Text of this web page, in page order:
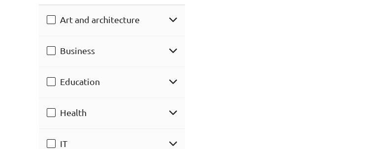
(+34)958 050 200(gratuito en
Art and architecture
Business
Education
Health
IT